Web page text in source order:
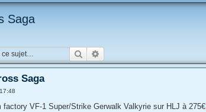
Saga
Rechercher
Saga
VF-1 Super/Strike Gerwalk Valkyrie sur HLJ à 275€